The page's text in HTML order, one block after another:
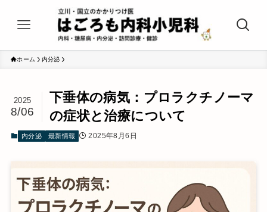
ホーム 内分泌
下垂体の病気：プロラクチノーマ
の症状と治療について
2025
8/06
内分泌 最新情報 2025年8月6日